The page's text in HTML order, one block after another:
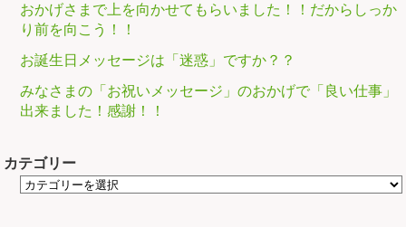
おかげさまで上を向かせてもらいました！！だからしっか
り前を向こう！！
お誕生日メッセージは「迷惑」ですか？？
みなさまの「お祝いメッセージ」のおかげで「良い仕事」
出来ました！感謝！！
カテゴリー